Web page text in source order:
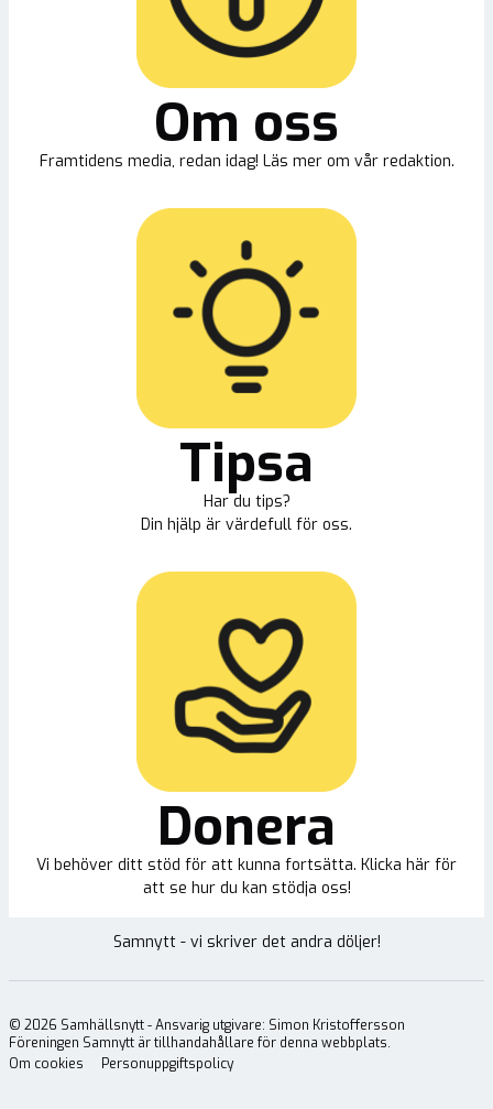
Om oss
Framtidens media, redan idag! Läs mer om vår redaktion.
Tipsa
Har du tips?
Din hjälp är värdefull för oss.
Donera
Vi behöver ditt stöd för att kunna fortsätta. Klicka här för
att se hur du kan stödja oss!
Samnytt - vi skriver det andra döljer!
© 2026 Samhällsnytt - Ansvarig utgivare: Simon Kristoffersson
Föreningen Samnytt är tillhandahållare för denna webbplats.
Om cookies
Personuppgiftspolicy